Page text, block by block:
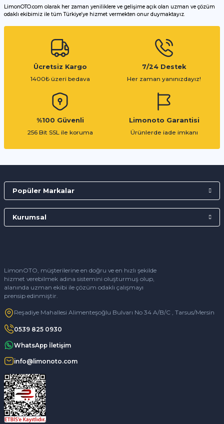
LimonOTO.com olarak her zaman yeniliklere ve gelişime açık olan uzman ve çözüm
odaklı ekibimiz ile tüm Türkiye’ye hizmet vermekten onur duymaktayız.
Ücretsiz Kargo
1400₺ üzeri bedava
7/24 Destek
Her zaman yanınızdayız!
%100 Güvenli
256 Bit SSL ile koruma
Limonoto Garantisi
Ürünlerde iade imkanı
LimonOTO, müşterilerine en doğru ve en hızlı şekilde
hizmet verebilmek adına sistemini oluşturmuş olup,
alanında uzman ekibi ile çözüm odaklı çalışmayı
prensip edinmiştir.
Reşadiye Mahallesi Alimenteşoğlu Bulvarı No 34 A/B/C , Tarsus/Mersin
0539 825 0930
WhatsApp İletişim
info@limonoto.com
Popüler Markalar
Kurumsal